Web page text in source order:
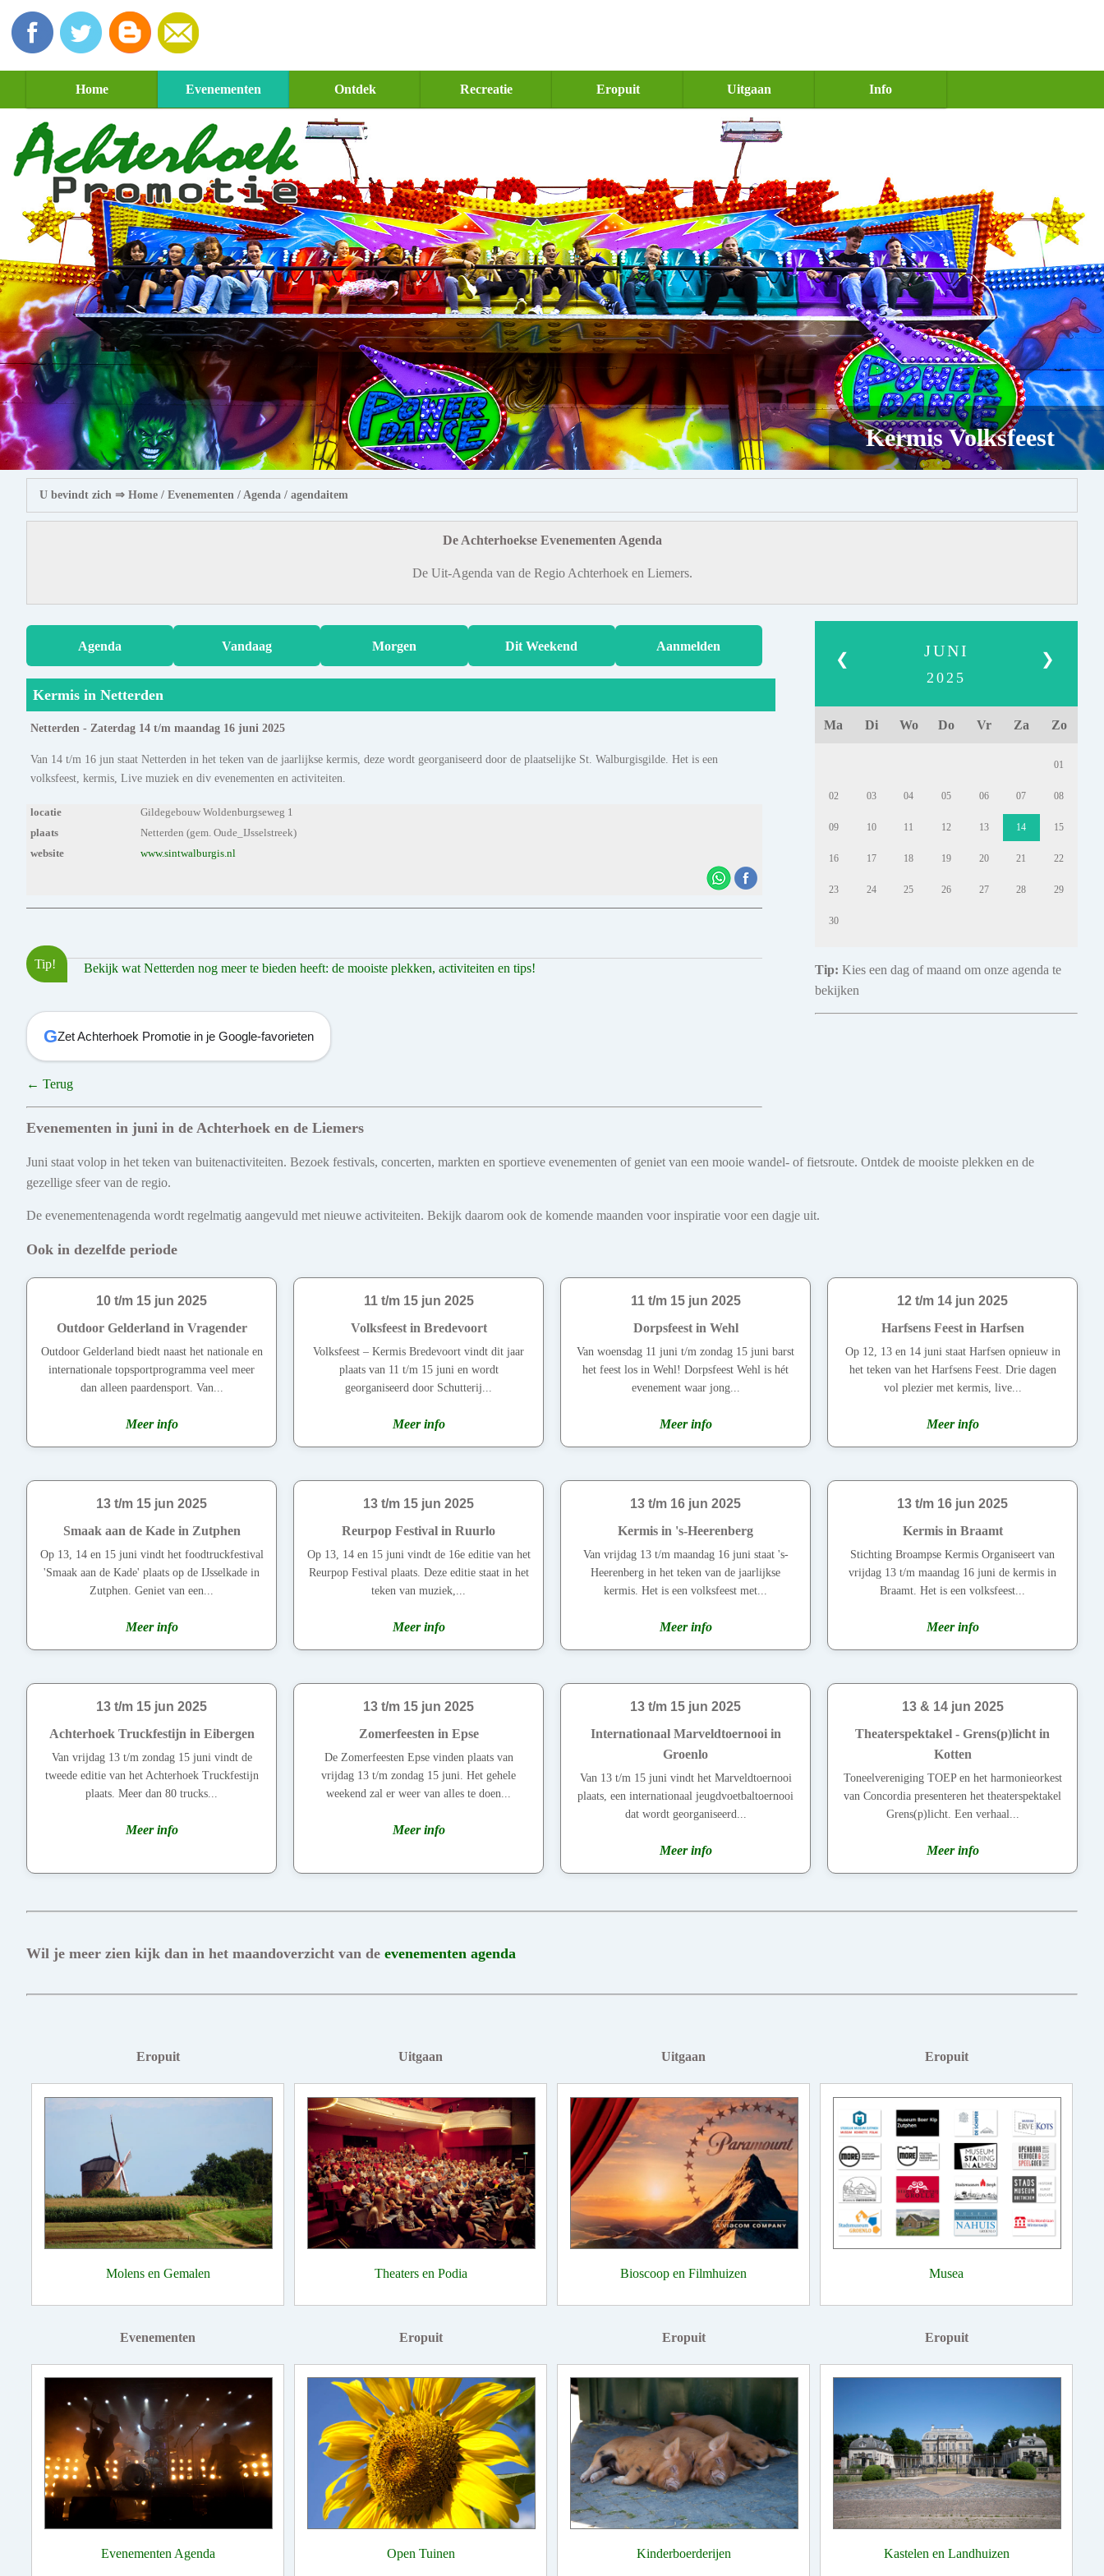
Home Evenementen Ontdek Recreatie Eropuit Uitgaan Info
Kermis Volksfeest
U bevindt zich ⇒ Home / Evenementen / Agenda / agendaitem
De Achterhoekse Evenementen Agenda
De Uit-Agenda van de Regio Achterhoek en Liemers.
Agenda Vandaag Morgen Dit Weekend Aanmelden
Kermis in Netterden
Netterden - Zaterdag 14 t/m maandag 16 juni 2025
Van 14 t/m 16 jun staat Netterden in het teken van de jaarlijkse kermis, deze wordt georganiseerd door de plaatselijke St. Walburgisgilde. Het is een
volksfeest, kermis, Live muziek en div evenementen en activiteiten.
locatie
Gildegebouw Woldenburgseweg 1
plaats
Netterden (gem. Oude_IJsselstreek)
website
www.sintwalburgis.nl
Tip! Bekijk wat Netterden nog meer te bieden heeft: de mooiste plekken, activiteiten en tips!
GZet Achterhoek Promotie in je Google-favorieten
← Terug
❮ ❯
JUNI
2025
Ma Di Wo Do Vr Za Zo
01
02 03 04 05 06 07 08
09 10 11 12 13 14 15
16 17 18 19 20 21 22
23 24 25 26 27 28 29
30
Tip: Kies een dag of maand om onze agenda te
bekijken
Evenementen in juni in de Achterhoek en de Liemers
Juni staat volop in het teken van buitenactiviteiten. Bezoek festivals, concerten, markten en sportieve evenementen of geniet van een mooie wandel- of fietsroute. Ontdek de mooiste plekken en de
gezellige sfeer van de regio.
De evenementenagenda wordt regelmatig aangevuld met nieuwe activiteiten. Bekijk daarom ook de komende maanden voor inspiratie voor een dagje uit.
Ook in dezelfde periode
10 t/m 15 jun 2025
Outdoor Gelderland in Vragender
Outdoor Gelderland biedt naast het nationale en
internationale topsportprogramma veel meer
dan alleen paardensport. Van...
Meer info
11 t/m 15 jun 2025
Volksfeest in Bredevoort
Volksfeest – Kermis Bredevoort vindt dit jaar
plaats van 11 t/m 15 juni en wordt
georganiseerd door Schutterij...
Meer info
11 t/m 15 jun 2025
Dorpsfeest in Wehl
Van woensdag 11 juni t/m zondag 15 juni barst
het feest los in Wehl! Dorpsfeest Wehl is hét
evenement waar jong...
Meer info
12 t/m 14 jun 2025
Harfsens Feest in Harfsen
Op 12, 13 en 14 juni staat Harfsen opnieuw in
het teken van het Harfsens Feest. Drie dagen
vol plezier met kermis, live...
Meer info
13 t/m 15 jun 2025
Smaak aan de Kade in Zutphen
Op 13, 14 en 15 juni vindt het foodtruckfestival
'Smaak aan de Kade' plaats op de IJsselkade in
Zutphen. Geniet van een...
Meer info
13 t/m 15 jun 2025
Reurpop Festival in Ruurlo
Op 13, 14 en 15 juni vindt de 16e editie van het
Reurpop Festival plaats. Deze editie staat in het
teken van muziek,...
Meer info
13 t/m 16 jun 2025
Kermis in 's-Heerenberg
Van vrijdag 13 t/m maandag 16 juni staat 's-
Heerenberg in het teken van de jaarlijkse
kermis. Het is een volksfeest met...
Meer info
13 t/m 16 jun 2025
Kermis in Braamt
Stichting Broampse Kermis Organiseert van
vrijdag 13 t/m maandag 16 juni de kermis in
Braamt. Het is een volksfeest...
Meer info
13 t/m 15 jun 2025
Achterhoek Truckfestijn in Eibergen
Van vrijdag 13 t/m zondag 15 juni vindt de
tweede editie van het Achterhoek Truckfestijn
plaats. Meer dan 80 trucks...
Meer info
13 t/m 15 jun 2025
Zomerfeesten in Epse
De Zomerfeesten Epse vinden plaats van
vrijdag 13 t/m zondag 15 juni. Het gehele
weekend zal er weer van alles te doen...
Meer info
13 t/m 15 jun 2025
Internationaal Marveldtoernooi in
Groenlo
Van 13 t/m 15 juni vindt het Marveldtoernooi
plaats, een internationaal jeugdvoetbaltoernooi
dat wordt georganiseerd...
Meer info
13 & 14 jun 2025
Theaterspektakel - Grens(p)licht in
Kotten
Toneelvereniging TOEP en het harmonieorkest
van Concordia presenteren het theaterspektakel
Grens(p)licht. Een verhaal...
Meer info
Wil je meer zien kijk dan in het maandoverzicht van de evenementen agenda
Eropuit
Molens en Gemalen
Uitgaan
Theaters en Podia
Uitgaan
Bioscoop en Filmhuizen
Eropuit
Musea
Evenementen
Evenementen Agenda
Eropuit
Open Tuinen
Eropuit
Kinderboerderijen
Eropuit
Kastelen en Landhuizen